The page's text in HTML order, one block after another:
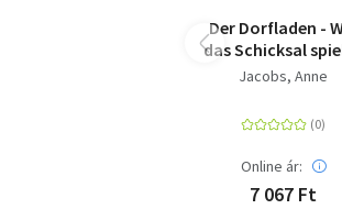
Der Dorfladen -
das Schicksal
Roman
Jacobs, Anne
Online ár:
7 067 Ft